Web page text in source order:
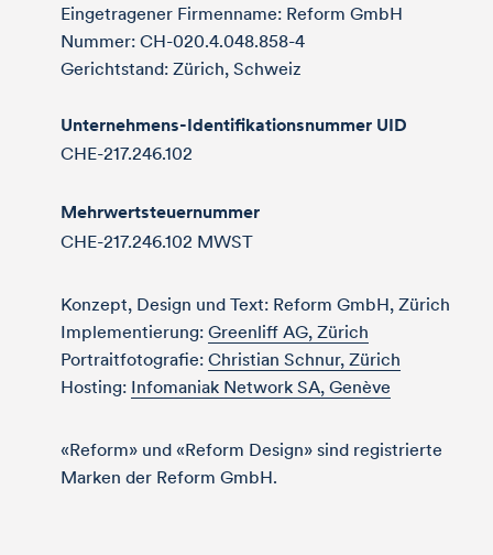
Eingetragener Firmenname: Reform GmbH
Nummer: CH-020.4.048.858-4
Gerichtstand: Zürich, Schweiz
Unternehmens-Identifikationsnummer UID
CHE-217.246.102
Mehrwertsteuernummer
CHE-217.246.102 MWST
Konzept, Design und Text: Reform GmbH, Zürich
Implementierung: Greenliff AG, Zürich
Portraitfotografie: Christian Schnur, Zürich
Hosting: Infomaniak Network SA, Genève
«Reform» und «Reform Design» sind registrierte
Marken der Reform GmbH.